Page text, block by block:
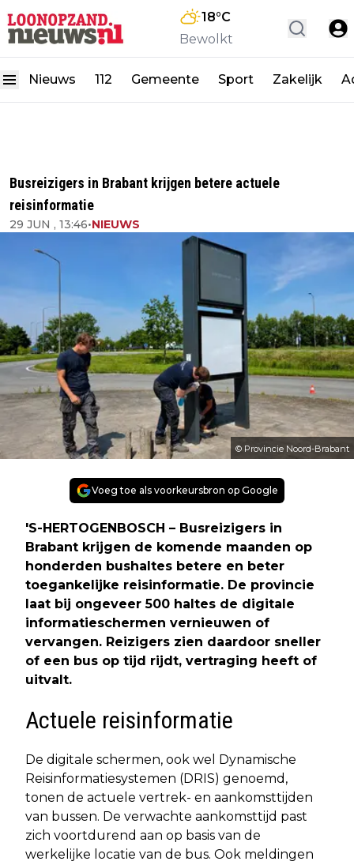
18°C
Bewolkt
Nieuws 112 Gemeente Sport Zakelijk
Busreizigers in Brabant krijgen betere actuele
reisinformatie
29 JUN , 13:46•NIEUWS
© Provincie Noord-Brabant
Voeg toe als voorkeursbron op Google
'S-HERTOGENBOSCH – Busreizigers in
Brabant krijgen de komende maanden op
honderden bushaltes betere en beter
toegankelijke reisinformatie. De provincie
laat bij ongeveer 500 haltes de digitale
informatieschermen vernieuwen of
vervangen. Reizigers zien daardoor sneller
of een bus op tijd rijdt, vertraging heeft of
uitvalt.
Actuele reisinformatie
De digitale schermen, ook wel Dynamische
Reisinformatiesystemen (DRIS) genoemd,
tonen de actuele vertrek- en aankomsttijden
van bussen. De verwachte aankomsttijd past
zich voortdurend aan op basis van de
werkelijke locatie van de bus. Ook meldingen